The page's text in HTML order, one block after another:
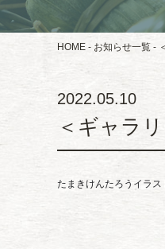
HOME お知らせ一覧
2022.05.10
＜ギャラ
たまきけんたろうイラス